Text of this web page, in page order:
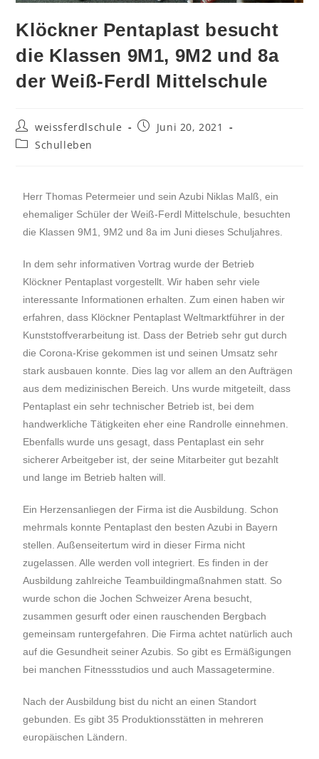
Klöckner Pentaplast besucht
die Klassen 9M1, 9M2 und 8a
der Weiß-Ferdl Mittelschule
weissferdlschule
Juni 20, 2021
Schulleben
Herr Thomas Petermeier und sein Azubi Niklas Malß, ein
ehemaliger Schüler der Weiß-Ferdl Mittelschule, besuchten
die Klassen 9M1, 9M2 und 8a im Juni dieses Schuljahres.
In dem sehr informativen Vortrag wurde der Betrieb
Klöckner Pentaplast vorgestellt. Wir haben sehr viele
interessante Informationen erhalten. Zum einen haben wir
erfahren, dass Klöckner Pentaplast Weltmarktführer in der
Kunststoffverarbeitung ist. Dass der Betrieb sehr gut durch
die Corona-Krise gekommen ist und seinen Umsatz sehr
stark ausbauen konnte. Dies lag vor allem an den Aufträgen
aus dem medizinischen Bereich. Uns wurde mitgeteilt, dass
Pentaplast ein sehr technischer Betrieb ist, bei dem
handwerkliche Tätigkeiten eher eine Randrolle einnehmen.
Ebenfalls wurde uns gesagt, dass Pentaplast ein sehr
sicherer Arbeitgeber ist, der seine Mitarbeiter gut bezahlt
und lange im Betrieb halten will.
Ein Herzensanliegen der Firma ist die Ausbildung. Schon
mehrmals konnte Pentaplast den besten Azubi in Bayern
stellen. Außenseitertum wird in dieser Firma nicht
zugelassen. Alle werden voll integriert. Es finden in der
Ausbildung zahlreiche Teambuildingmaßnahmen statt. So
wurde schon die Jochen Schweizer Arena besucht,
zusammen gesurft oder einen rauschenden Bergbach
gemeinsam runtergefahren. Die Firma achtet natürlich auch
auf die Gesundheit seiner Azubis. So gibt es Ermäßigungen
bei manchen Fitnessstudios und auch Massagetermine.
Nach der Ausbildung bist du nicht an einen Standort
gebunden. Es gibt 35 Produktionsstätten in mehreren
europäischen Ländern.